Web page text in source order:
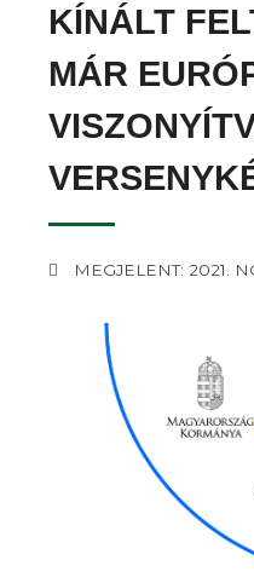
KÍNÁLT
MÁR
MEGJELENT: 2021.